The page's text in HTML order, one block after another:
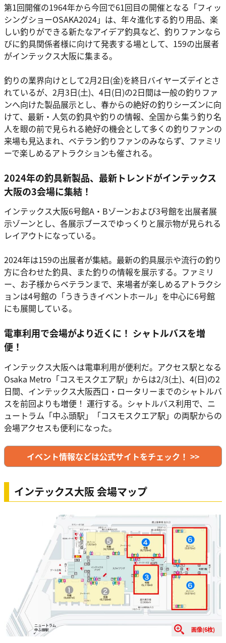
第1回開催の1964年から今回で61回目の開催となる「フィッ
シングショーOSAKA2024」は、年々進化する釣り用品、楽
しい釣りができる新たなアイデア釣具など、釣りファンなら
びに釣具関係者様に向けて発表する場として、159の出展者
がインテックス大阪に集まる。
釣りの業界向けとして2月2日(金)を終日バイヤーズデイとさ
れているが、2月3日(土)、4日(日)の2日間は一般の釣りファ
ンへ向けた製品展示とし、春からの絶好の釣りシーズンに向
けて、最新・人気の釣具や釣りの情報、全国から集う釣り名
人を眼の前で見られる絶好の機会として多くの釣りファンの
来場も見込まれ、ベテラン釣りファンのみならず、ファミリ
ーで楽しめるアトラクションも催される。
2024年の釣具新製品、最新トレンドがインテックス
大阪の3会場に集結！
インテックス大阪6号館A・Bゾーンおよび3号館を出展者展
示ゾーンとし、各展示ブースでゆっくりと展示物が見られる
レイアウトになっている。
2024年は159の出展者が集結。最新の釣具展示や流行の釣り
方に合わせた釣具、また釣りの情報を展示する。ファミリ
ー、お子様からベテランまで、来場者が楽しめるアトラクシ
ョンは4号館の「うきうきイベントホール」を中心に6号館
にも展開している。
電車利用で会場がより近くに！ シャトルバスを増
便！
インテックス大阪へは電車利用が便利だ。アクセス駅となる
Osaka Metro「コスモスクエア駅」からは2/3(土)、4(日)の2
日間、インテックス大阪西口・ロータリーまでのシャトルバ
スを前回よりも増便！ 運行する。シャトルバス利用で、ニ
ュートラム「中ふ頭駅」「コスモスクエア駅」の両駅からの
会場アクセスも便利になった。
イベント情報などは公式サイトをチェック！ >>
インテックス大阪 会場マップ
画像(6枚)